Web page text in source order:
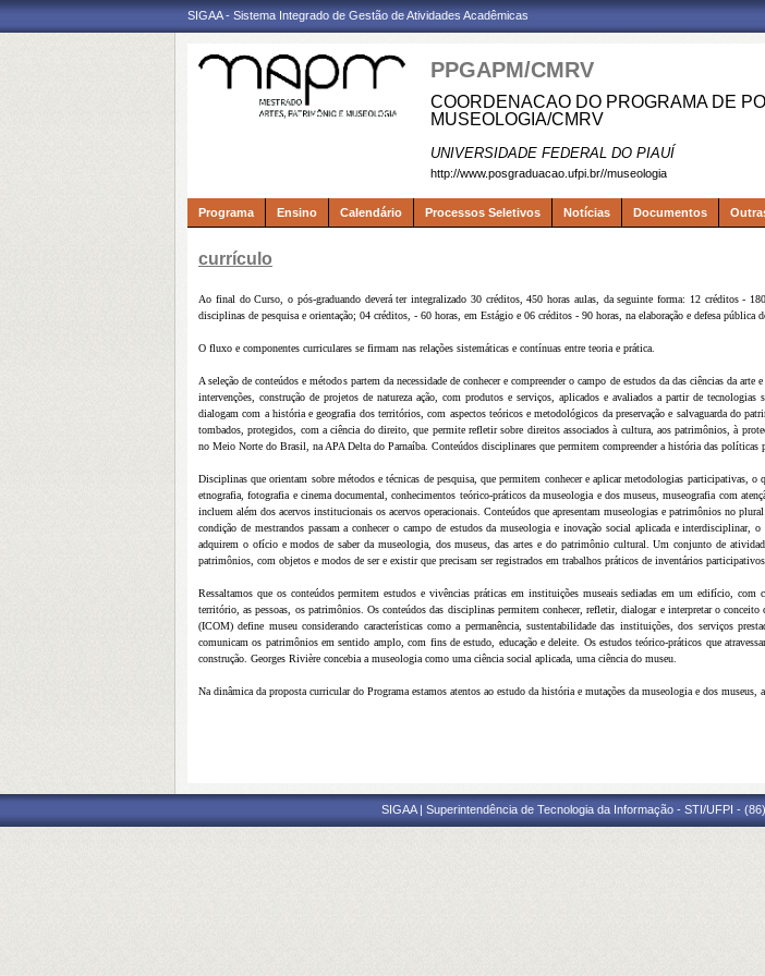
SIGAA - Sistema Integrado de Gestão de Atividades Acadêmicas
PPGAPM/CMRV
COORDENACAO DO PROGRAMA DE
MUSEOLOGIA/CMRV
UNIVERSIDADE FEDERAL DO PIAUÍ
http://www.posgraduacao.ufpi.br//museologia
Programa Ensino Calendário Processos Seletivos Notícias Documentos
currículo
Ao final do Curso, o pós-graduando deverá ter integralizado 30 créditos, 450 horas aulas, da seguinte forma: 12 créditos -
disciplinas de pesquisa e orientação; 04 créditos, - 60 horas, em Estágio e 06 créditos - 90 horas, na elaboração e defesa
O fluxo e componentes curriculares se firmam nas relações sistemáticas e contínuas entre teoria e prática.
A seleção de conteúdos e métodos partem da necessidade de conhecer e compreender o campo de estudos da das ciências da
intervenções, construção de projetos de natureza ação, com produtos e serviços, aplicados e avaliados a partir de
dialogam com a história e geografia dos territórios, com aspectos teóricos e metodológicos da preservação e salvaguarda do
tombados, protegidos, com a ciência do direito, que permite refletir sobre direitos associados à cultura, aos patrimônios, à
no Meio Norte do Brasil, na APA Delta do Parnaíba. Conteúdos disciplinares que permitem compreender a história das
Disciplinas que orientam sobre métodos e técnicas de pesquisa, que permitem conhecer e aplicar metodologias
etnografia, fotografia e cinema documental, conhecimentos teórico-práticos da museologia e dos museus, museografia com
incluem além dos acervos institucionais os acervos operacionais. Conteúdos que apresentam museologias e patrimônios no
condição de mestrandos passam a conhecer o campo de estudos da museologia e inovação social aplicada e
adquirem o ofício e modos de saber da museologia, dos museus, das artes e do patrimônio cultural. Um conjunto de
patrimônios, com objetos e modos de ser e existir que precisam ser registrados em trabalhos práticos de inventários participativos.
Ressaltamos que os conteúdos permitem estudos e vivências práticas em instituições museais sediadas em um edifício,
território, as pessoas, os patrimônios. Os conteúdos das disciplinas permitem conhecer, refletir, dialogar e interpretar o
(ICOM) define museu considerando características como a permanência, sustentabilidade das instituições, dos serviços
comunicam os patrimônios em sentido amplo, com fins de estudo, educação e deleite. Os estudos teórico-práticos que
construção. Georges Rivière concebia a museologia como uma ciência social aplicada, uma ciência do museu.
Na dinâmica da proposta curricular do Programa estamos atentos ao estudo da história e mutações da museologia e dos museus,
SIGAA | Superintendência de Tecnologia da Informação - STI/UFPI -